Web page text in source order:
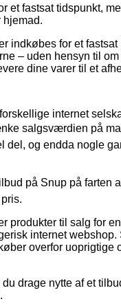
et fastsat tidspunkt,
hjemad.
indkøbes for et fastsat
– uden hensyn til
dine varer til et
internet
salgsværdien på
del, og endda nogle
på Snup på farten af
produkter til salg for
internet webshop.
overfor uoprigtige
drage nytte af et